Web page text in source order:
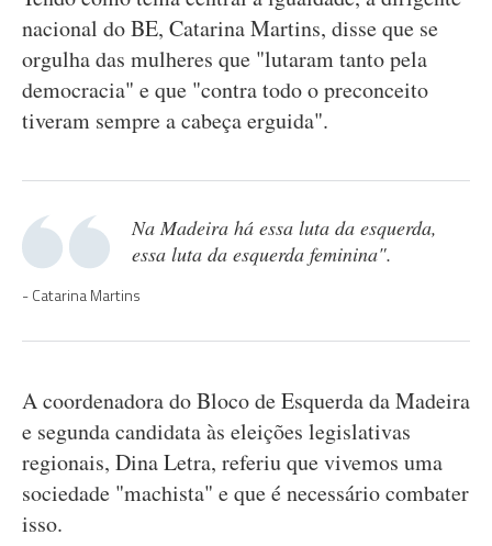
nacional do BE, Catarina Martins, disse que se
orgulha das mulheres que "lutaram tanto pela
democracia" e que "contra todo o preconceito
tiveram sempre a cabeça erguida".
Na Madeira há essa luta da esquerda,
essa luta da esquerda feminina".
Catarina Martins
A coordenadora do Bloco de Esquerda da Madeira
e segunda candidata às eleições legislativas
regionais, Dina Letra, referiu que vivemos uma
sociedade "machista" e que é necessário combater
isso.